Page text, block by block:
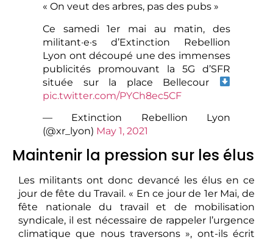
« On veut des arbres, pas des pubs »
Ce samedi 1er mai au matin, des
militant·e·s d’Extinction Rebellion
Lyon ont découpé une des immenses
publicités promouvant la 5G d’SFR
située sur la place Bellecour
pic.twitter.com/PYCh8ec5CF
— Extinction Rebellion Lyon
(@xr_lyon) May 1, 2021
Maintenir la pression sur les élus
Les militants ont donc devancé les élus en ce
jour de fête du Travail. « En ce jour de 1er Mai, de
fête nationale du travail et de mobilisation
syndicale, il est nécessaire de rappeler l’urgence
climatique que nous traversons », ont-ils écrit